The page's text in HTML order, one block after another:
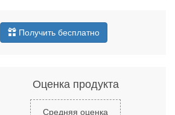
Получить бесплатно
Оценка продукта
Средняя оценка